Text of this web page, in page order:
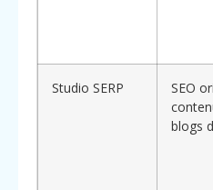
Studio SERP
SEO
blogs